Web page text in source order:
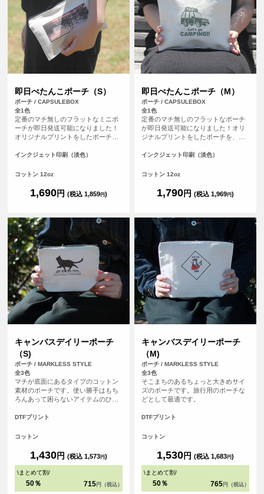
即日ぺたんこポーチ（S）
ポーチ / CAPSULEBOX
全1色
定番のマチ無しのフラットなミニポ
ーチが即日発送可能になりました！
オリジナルプリントをしたポーチ
済完了）で、その日に発送する超短
注文し忘れ、すぐに欲しい！など、
カラープリントしたオリジナルポー
チが作れます。
インクジェット印刷（淡色）
コットン 12oz
1,690円 (税込 1,859円)
即日ぺたんこポーチ（M）
ポーチ / CAPSULEBOX
全1色
定番のマチ無しのフラットなポーチ
が即日発送可能になりました！オリ
ジナルプリントをしたポーチを、平
了）で、その日に発送する超短納期
し忘れ、すぐに欲しい！など、時間
ープリントしたオリジナルポーチが
作れます。
インクジェット印刷（淡色）
コットン 12oz
1,790円 (税込 1,969円)
キャンバスデイリーポーチ
（S)
ポーチ / MARKLESS STYLE
全3色
マチが底面にあるタイプのコットン
素材のポーチです。使い勝手はもち
ろんあって困らないアイテムのひと
DTFプリント
コットン
1,430円 (税込 1,573円)
\まとめて割/
50％ 715 円（税込）
キャンバスデイリーポーチ
（M)
ポーチ / MARKLESS STYLE
全3色
そこまちのあるちょっと大きめサイ
ズのポーチです。旅行用のポーチな
どとして最適です。
DTFプリント
コットン
1,530円 (税込 1,683円)
\まとめて割/
50％ 765 円（税込）